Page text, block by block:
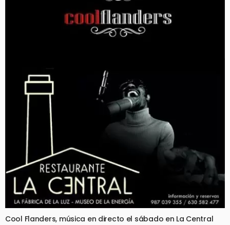
Cool Flanders, música en directo el sábado en La Central